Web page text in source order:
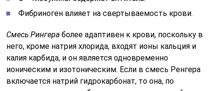
Фибриноген влияет на свертываемость крови.
Смесь Рингера более адаптивен к крови, поскольку в
него, кроме натрия хлорида, входят ионы кальция и
калия карбида, и он является одновременно
ионическим и изотоническим. Если в смесь Ренгера
включается натрий гидрокарбонат, то она, по